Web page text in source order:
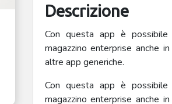
Descrizione
Con questa app è possibile
magazzino enterprise anche
altre app generiche.
Con questa app è possibile
magazzino enterprise anche